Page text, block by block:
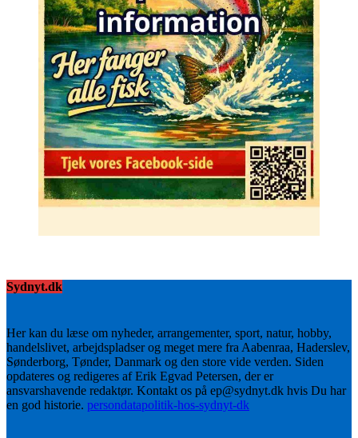
Sydnyt.dk
Her kan du læse om nyheder, arrangementer, sport, natur, hobby,
handelslivet, arbejdspladser og meget mere fra Aabenraa, Haderslev,
Sønderborg, Tønder, Danmark og den store vide verden. Siden
opdateres og redigeres af Erik Egvad Petersen, der er
ansvarshavende redaktør. Kontakt os på ep@sydnyt.dk hvis Du har
en god historie. persondatapolitik-hos-sydnyt-dk